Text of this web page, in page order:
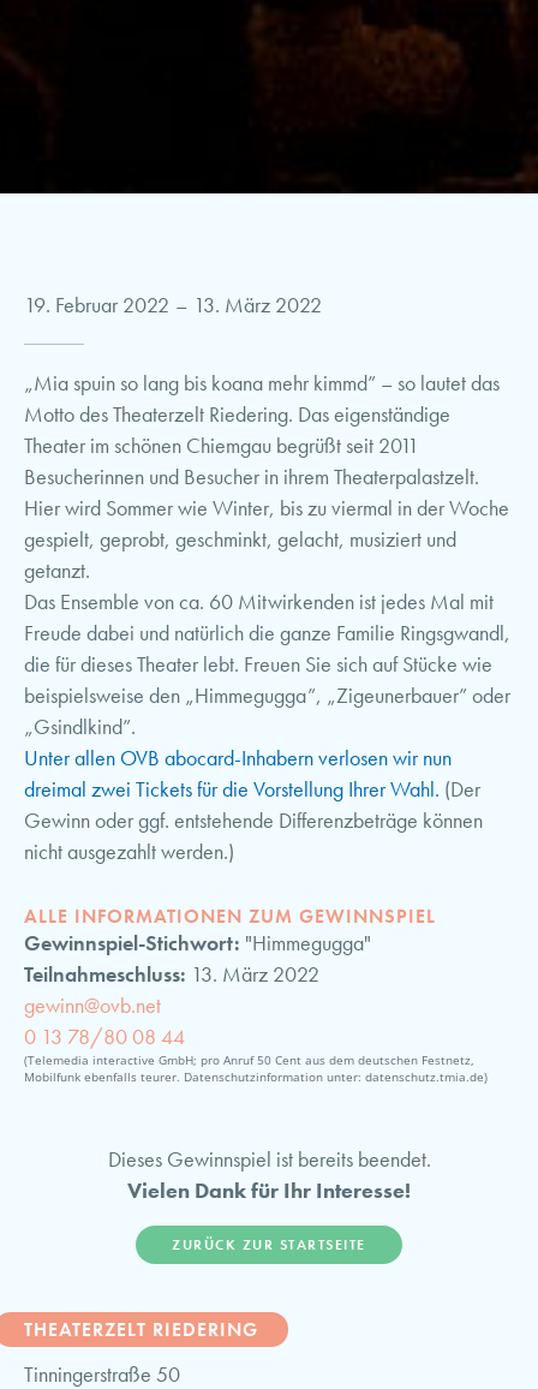
19. Februar 2022 – 13. März 2022
„Mia spuin so lang bis koana mehr kimmd” – so lautet das
Motto des Theaterzelt Riedering. Das eigenständige
Theater im schönen Chiemgau begrüßt seit 2011
Besucherinnen und Besucher in ihrem Theaterpalastzelt.
Hier wird Sommer wie Winter, bis zu viermal in der Woche
gespielt, geprobt, geschminkt, gelacht, musiziert und
getanzt.
Das Ensemble von ca. 60 Mitwirkenden ist jedes Mal mit
Freude dabei und natürlich die ganze Familie Ringsgwandl,
die für dieses Theater lebt. Freuen Sie sich auf Stücke wie
beispielsweise den „Himmegugga”, „Zigeunerbauer” oder
„Gsindlkind”.
Unter allen OVB abocard-Inhabern verlosen wir nun
dreimal zwei Tickets für die Vorstellung Ihrer Wahl. (Der
Gewinn oder ggf. entstehende Differenzbeträge können
nicht ausgezahlt werden.)
ALLE INFORMATIONEN ZUM GEWINNSPIEL
Gewinnspiel-Stichwort: "Himmegugga"
Teilnahmeschluss: 13. März 2022
gewinn@ovb.net
0 13 78/80 08 44
(Telemedia interactive GmbH; pro Anruf 50 Cent aus dem deutschen Festnetz,
Mobilfunk ebenfalls teurer. Datenschutzinformation unter: datenschutz.tmia.de)
Dieses Gewinnspiel ist bereits beendet.
Vielen Dank für Ihr Interesse!
ZURÜCK ZUR STARTSEITE
THEATERZELT RIEDERING
Tinningerstraße 50